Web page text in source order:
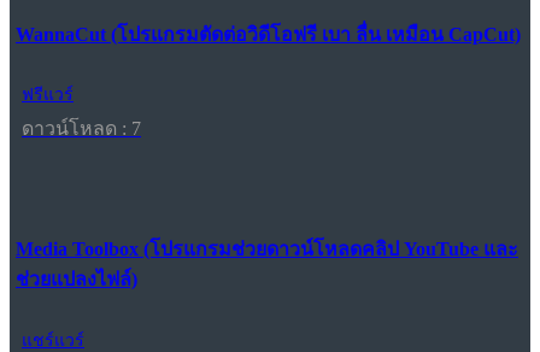
WannaCut (โปรแกรมตัดต่อวิดีโอฟรี เบา ลื่น เหมือน CapCut)
ฟรีแวร์
ดาวน์โหลด : 7
Media Toolbox (โปรแกรมช่วยดาวน์โหลดคลิป YouTube และ
ช่วยแปลงไฟล์)
แชร์แวร์